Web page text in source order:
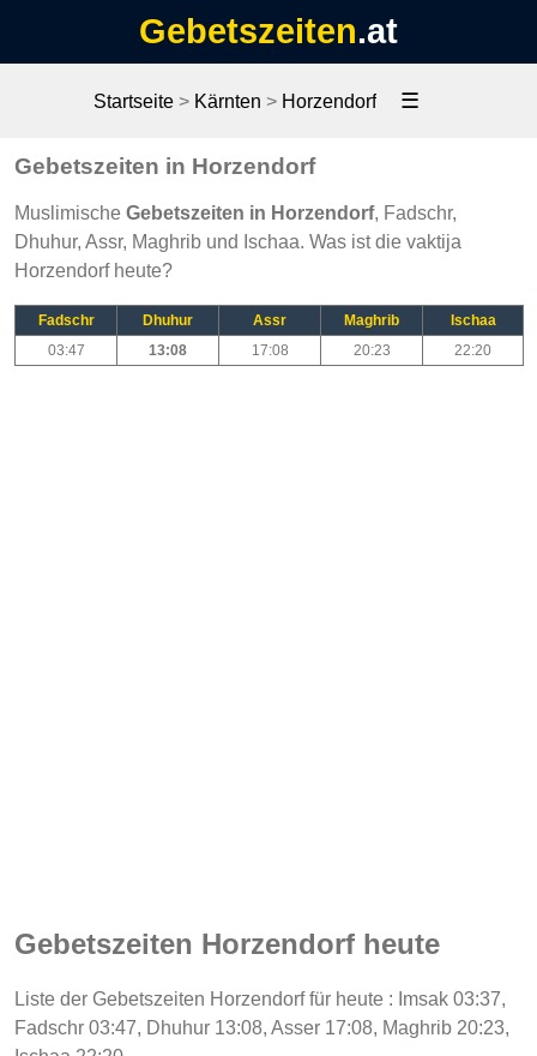
Gebetszeiten.at
Startseite > Kärnten > Horzendorf ☰
Gebetszeiten in Horzendorf
Muslimische Gebetszeiten in Horzendorf, Fadschr,
Dhuhur, Assr, Maghrib und Ischaa. Was ist die vaktija
Horzendorf heute?
Fadschr Dhuhur Assr Maghrib
Ischaa
03:47
13:08 17:08 20:23 22:20
Gebetszeiten Horzendorf heute
Liste der Gebetszeiten Horzendorf für heute : Imsak 03:37,
Fadschr 03:47, Dhuhur 13:08, Asser 17:08, Maghrib 20:23,